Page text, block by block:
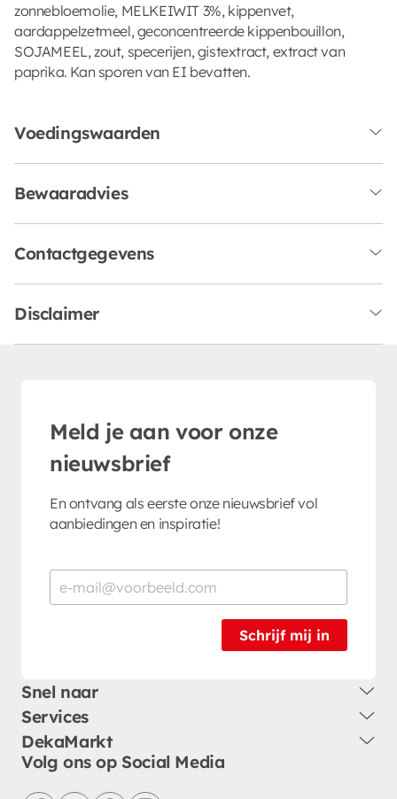
zonnebloemolie, MELKEIWIT 3%, kippenvet,
aardappelzetmeel, geconcentreerde kippenbouillon,
SOJAMEEL, zout, specerijen, gistextract, extract van
paprika. Kan sporen van EI bevatten.
Voedingswaarden
Bewaaradvies
Contactgegevens
Disclaimer
Meld je aan voor onze
nieuwsbrief
En ontvang als eerste onze nieuwsbrief vol
aanbiedingen en inspiratie!
Schrijf mij in
Snel naar
Services
DekaMarkt
Volg ons op Social Media